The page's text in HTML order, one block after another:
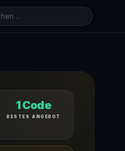
1 Code
BESTES ANGEBOT